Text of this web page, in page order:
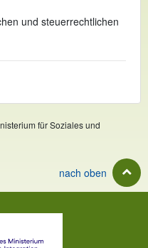
und steuerrechtlichen
für Soziales und
nach oben